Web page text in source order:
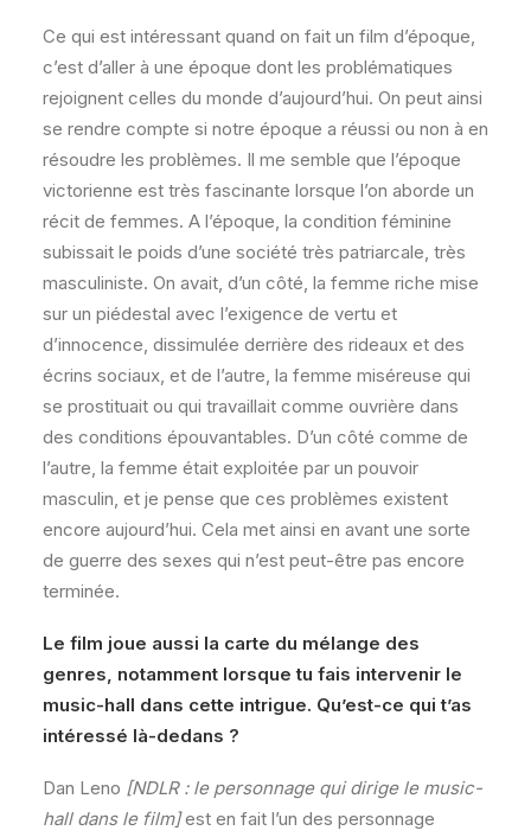
Ce qui est intéressant quand on fait un film d’époque,
c’est d’aller à une époque dont les problématiques
rejoignent celles du monde d’aujourd’hui. On peut ainsi
se rendre compte si notre époque a réussi ou non à en
résoudre les problèmes. Il me semble que l’époque
victorienne est très fascinante lorsque l’on aborde un
récit de femmes. A l’époque, la condition féminine
subissait le poids d’une société très patriarcale, très
masculiniste. On avait, d’un côté, la femme riche mise
sur un piédestal avec l’exigence de vertu et
d’innocence, dissimulée derrière des rideaux et des
écrins sociaux, et de l’autre, la femme miséreuse qui
se prostituait ou qui travaillait comme ouvrière dans
des conditions épouvantables. D’un côté comme de
l’autre, la femme était exploitée par un pouvoir
masculin, et je pense que ces problèmes existent
encore aujourd’hui. Cela met ainsi en avant une sorte
de guerre des sexes qui n’est peut-être pas encore
terminée.
Le film joue aussi la carte du mélange des
genres, notamment lorsque tu fais intervenir le
music-hall dans cette intrigue. Qu’est-ce qui t’as
intéressé là-dedans ?
Dan Leno [NDLR : le personnage qui dirige le music-
hall dans le film]est en fait l’un des personnage